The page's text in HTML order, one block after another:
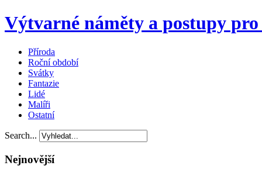
Výtvarné náměty a postupy
Příroda
Roční období
Svátky
Fantazie
Lidé
Malíři
Ostatní
Search...
Nejnovější